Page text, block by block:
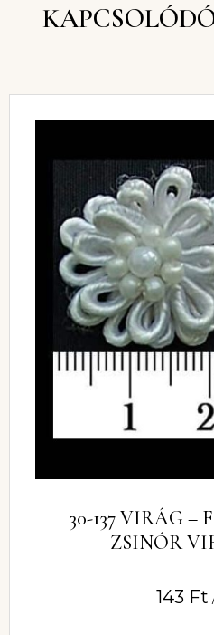
30-137 VIRÁG –
ZSINÓR
143 Ft